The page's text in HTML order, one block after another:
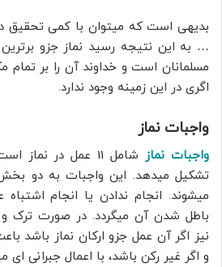
بدیهی است که میتوان با کمی تحقیق
… به این نتیجه رسید نماز جزو
مسلمانان است و خداوند آن را بر تمام
اگری در این زمینه وجود ندارد.
واجبات نماز
واجبات نماز
شامل 11 عمل در
تشکیل میدهد. این واجبات به دو
میشوند. انجام ندادن یا انجام
باطل شدن آن میگردد. در صورت ترک
نیز اگر آن عمل جزو ارکان نماز باشد
و اگر غیر رکن باشد، با اعمال جبرانی